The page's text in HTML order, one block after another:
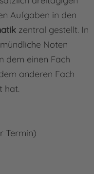
Aufgaben in den
zentral gestellt. In
Noten
dem einen Fach
anderen Fach
hat.
Termin)